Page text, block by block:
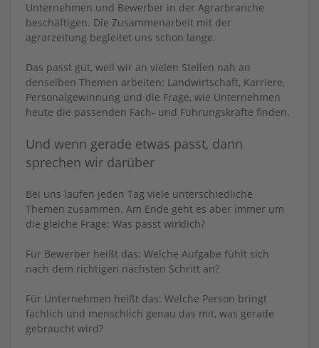
Unternehmen und Bewerber in der Agrarbranche
beschäftigen. Die Zusammenarbeit mit der
agrarzeitung begleitet uns schon lange.
Das passt gut, weil wir an vielen Stellen nah an
denselben Themen arbeiten: Landwirtschaft, Karriere,
Personalgewinnung und die Frage, wie Unternehmen
heute die passenden Fach- und Führungskräfte finden.
Und wenn gerade etwas passt, dann
sprechen wir darüber
Bei uns laufen jeden Tag viele unterschiedliche
Themen zusammen. Am Ende geht es aber immer um
die gleiche Frage: Was passt wirklich?
Für Bewerber heißt das: Welche Aufgabe fühlt sich
nach dem richtigen nächsten Schritt an?
Für Unternehmen heißt das: Welche Person bringt
fachlich und menschlich genau das mit, was gerade
gebraucht wird?